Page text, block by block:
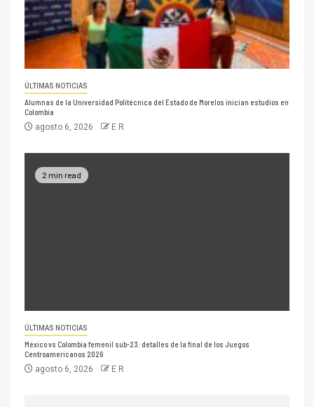
ÚLTIMAS NOTICIAS
Alumnas de la Universidad Politécnica del Estado de Morelos inician estudios en
Colombia
agosto 6, 2026 E R
2 min read
ÚLTIMAS NOTICIAS
México vs Colombia femenil sub-23: detalles de la final de los Juegos
Centroamericanos 2026
agosto 6, 2026 E R